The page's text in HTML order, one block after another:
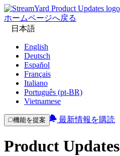
ホームページへ戻る
日本語
English
Deutsch
Español
Français
Italiano
Português (pt-BR)
Vietnamese
機能を提案 最新情報を購読
Product Updates